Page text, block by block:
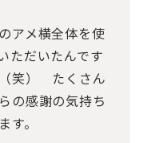
アメ横全体を使
ただいたんです
笑） たくさん
の感謝の気持ち
。